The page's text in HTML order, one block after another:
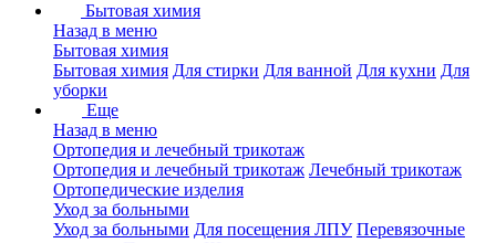
Бытовая химия
Назад в меню
Бытовая химия
Бытовая химия Для стирки Для ванной Для кухни Для
уборки
Еще
Назад в меню
Ортопедия и лечебный трикотаж
Ортопедия и лечебный трикотаж Лечебный трикотаж
Ортопедические изделия
Уход за больными
Уход за больными Для посещения ЛПУ Перевязочные